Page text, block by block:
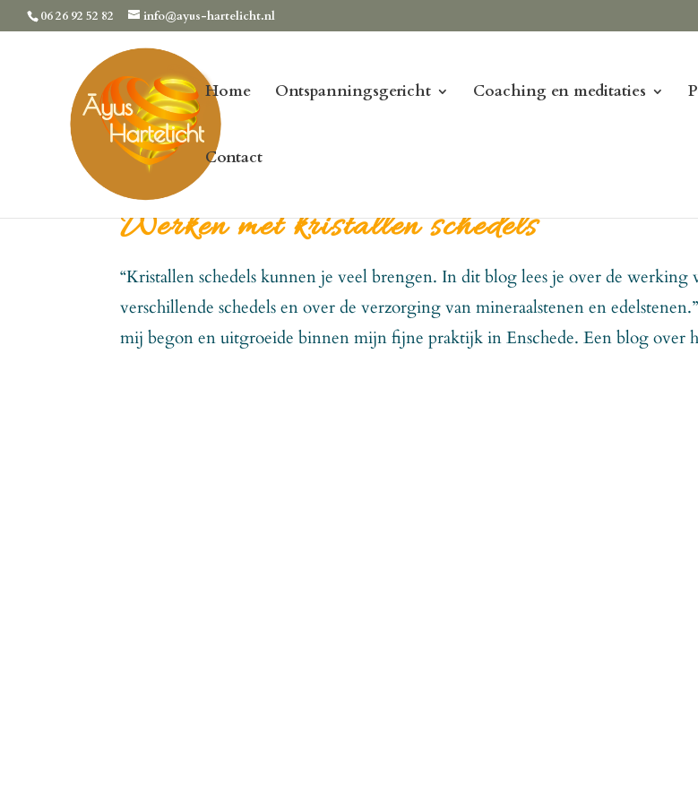
06 26 92 52 82 info@ayus-hartelicht.nl
Home Ontspanningsgericht Coaching en meditaties
Contact
Werken met kristallen schedels
“Kristallen schedels kunnen je veel brengen. In dit blog lees je over de werking
verschillende schedels en over de verzorging van mineraalstenen en
mij begon en uitgroeide binnen mijn fijne praktijk in Enschede. Een blog over